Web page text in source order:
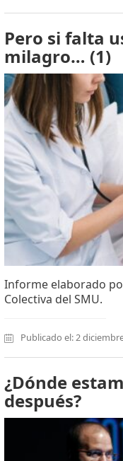
Pero si falta
milagro… (1)
Informe elaborado
Colectiva del SMU.
Publicado el: 2
¿Dónde
después?